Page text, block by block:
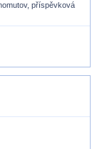
příspěvková